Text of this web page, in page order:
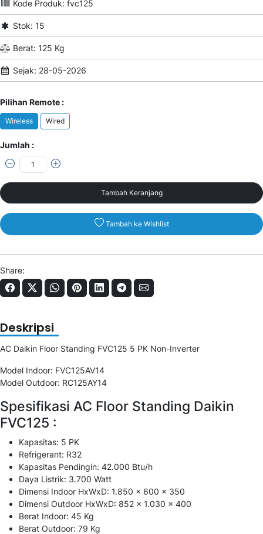
Kode Produk: fvc125
Stok: 15
Berat: 125 Kg
Sejak: 28-05-2026
Pilihan Remote :
Wireless Wired
Jumlah :
Tambah Keranjang
Tambah ke Wishlist
Share:
Deskripsi
AC Daikin Floor Standing FVC125 5 PK Non-Inverter
Model Indoor: FVC125AV14
Model Outdoor: RC125AY14
Spesifikasi AC Floor Standing Daikin
FVC125 :
Kapasitas: 5 PK
Refrigerant: R32
Kapasitas Pendingin: 42.000 Btu/h
Daya Listrik: 3.700 Watt
Dimensi Indoor HxWxD: 1.850 x 600 x 350
Dimensi Outdoor HxWxD: 852 x 1.030 x 400
Berat Indoor: 45 Kg
Berat Outdoor: 79 Kg